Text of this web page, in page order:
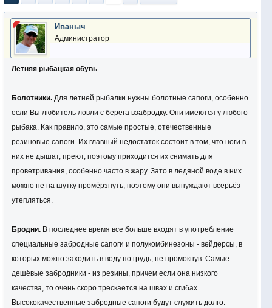
Иваныч
Администратор
Летняя рыбацкая обувь
Болотники. Для летней рыбалки нужны болотные сапоги, особенно
если Вы любитель ловли с берега взабродку. Они имеются у любого
рыбака. Как правило, это самые простые, отечественные
резиновые сапоги. Их главный недостаток состоит в том, что ноги в
них не дышат, преют, поэтому приходится их снимать для
проветривания, особенно часто в жару. Зато в ледяной воде в них
можно не на шутку промёрзнуть, поэтому они вынуждают всерьёз
утепляться.
Бродни. В последнее время все больше входят в употребление
специальные забродные сапоги и полукомбинезоны - вейдерсы, в
которых можно заходить в воду по грудь, не промокнув. Самые
дешёвые забродники - из резины, причем если она низкого
качества, то очень скоро трескается на швах и сгибах.
Высококачественные забродные сапоги будут служить долго.